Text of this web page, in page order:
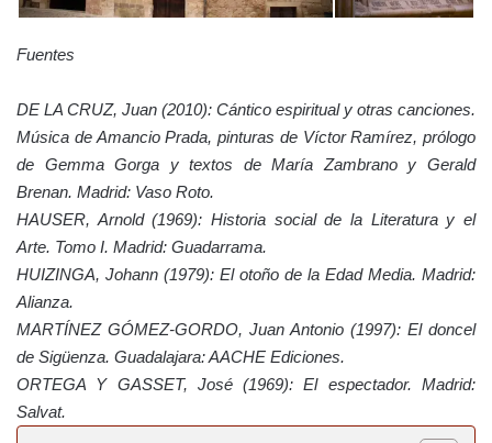
Fuentes
DE LA CRUZ, Juan (2010): Cántico espiritual y otras canciones.
Música de Amancio Prada, pinturas de Víctor Ramírez, prólogo
de Gemma Gorga y textos de María Zambrano y Gerald
Brenan. Madrid: Vaso Roto.
HAUSER, Arnold (1969): Historia social de la Literatura y el
Arte. Tomo I. Madrid: Guadarrama.
HUIZINGA, Johann (1979): El otoño de la Edad Media. Madrid:
Alianza.
MARTÍNEZ GÓMEZ-GORDO, Juan Antonio (1997): El doncel
de Sigüenza. Guadalajara: AACHE Ediciones.
ORTEGA Y GASSET, José (1969): El espectador. Madrid:
Salvat.